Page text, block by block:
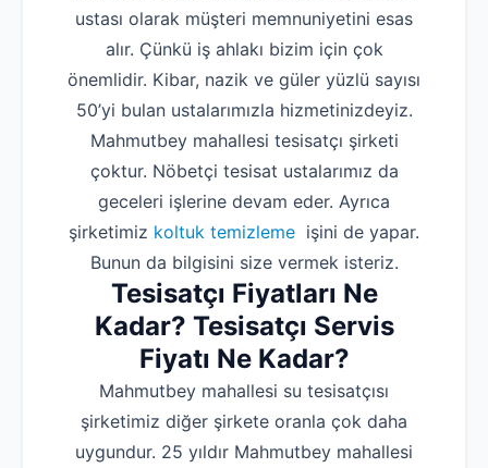
ustası olarak müşteri memnuniyetini esas
alır. Çünkü iş ahlakı bizim için çok
önemlidir. Kibar, nazik ve güler yüzlü sayısı
50’yi bulan ustalarımızla hizmetinizdeyiz.
Mahmutbey mahallesi tesisatçı şirketi
çoktur. Nöbetçi tesisat ustalarımız da
geceleri işlerine devam eder. Ayrıca
şirketimiz koltuk temizleme işini de yapar.
Bunun da bilgisini size vermek isteriz.
Tesisatçı Fiyatları Ne
Kadar? Tesisatçı Servis
Fiyatı Ne Kadar?
Mahmutbey mahallesi su tesisatçısı
şirketimiz diğer şirkete oranla çok daha
uygundur. 25 yıldır Mahmutbey mahallesi